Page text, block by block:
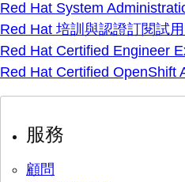
Red Hat System
Red Hat 培訓與認證訂閱試
Red Hat Certified Engineer
Red Hat Certified OpenShift
服務
顧問